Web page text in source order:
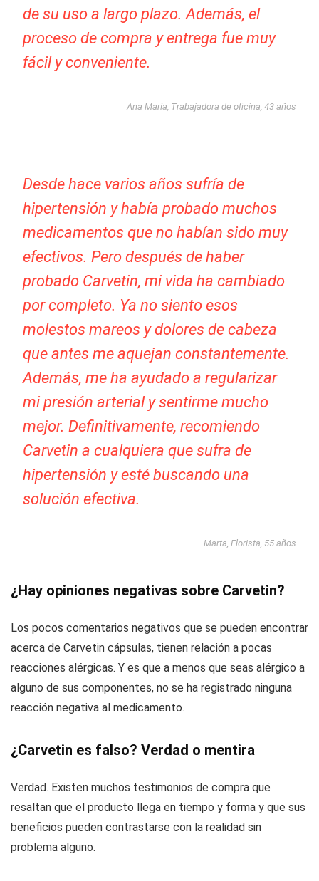
de su uso a largo plazo. Además, el
proceso de compra y entrega fue muy
fácil y conveniente.
Ana María, Trabajadora de oficina, 43 años
Desde hace varios años sufría de
hipertensión y había probado muchos
medicamentos que no habían sido muy
efectivos. Pero después de haber
probado Carvetin, mi vida ha cambiado
por completo. Ya no siento esos
molestos mareos y dolores de cabeza
que antes me aquejan constantemente.
Además, me ha ayudado a regularizar
mi presión arterial y sentirme mucho
mejor. Definitivamente, recomiendo
Carvetin a cualquiera que sufra de
hipertensión y esté buscando una
solución efectiva.
Marta, Florista, 55 años
¿Hay opiniones negativas sobre Carvetin?
Los pocos comentarios negativos que se pueden encontrar
acerca de Carvetin cápsulas, tienen relación a pocas
reacciones alérgicas. Y es que a menos que seas alérgico a
alguno de sus componentes, no se ha registrado ninguna
reacción negativa al medicamento.
¿Carvetin es falso? Verdad o mentira
Verdad. Existen muchos testimonios de compra que
resaltan que el producto llega en tiempo y forma y que sus
beneficios pueden contrastarse con la realidad sin
problema alguno.